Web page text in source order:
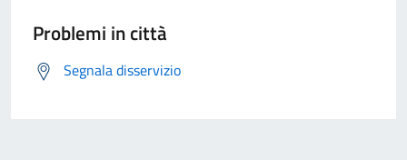
Problemi in città
Segnala disservizio